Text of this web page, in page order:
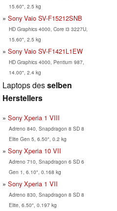
15.60", 2.5 kg
Sony Vaio SV-F15212SNB
HD Graphics 4000, Core i3 3227U,
15.60", 2.5 kg
Sony Vaio SV-F1421L1EW
HD Graphics 4000, Pentium 987,
14.00", 2.4 kg
Laptops desselben
Herstellers
Sony Xperia 1 VIII
Adreno 840, Snapdragon 8 SD 8
Elite Gen 5, 6.50", 0.2 kg
Sony Xperia 10 VII
Adreno 710, Snapdragon 6 SD 6
Gen 1, 6.10", 0.168 kg
Sony Xperia 1 VII
Adreno 830, Snapdragon 8 SD 8
Elite, 6.50", 0.197 kg